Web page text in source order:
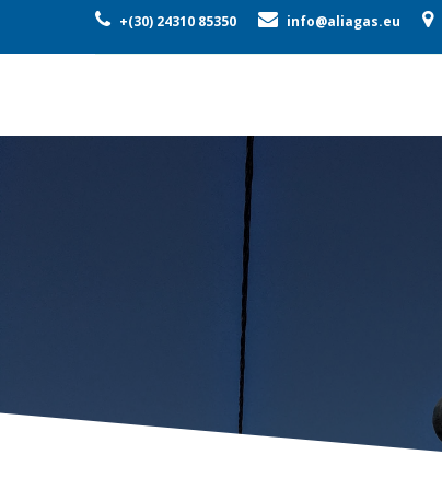
+(30) 24310 85350 info@aliagas.eu
ΕΤΑΙΡΕΊΑ ΠΡΟΪΌΝΤΑ